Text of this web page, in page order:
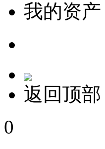
我的资产
返回顶部
0